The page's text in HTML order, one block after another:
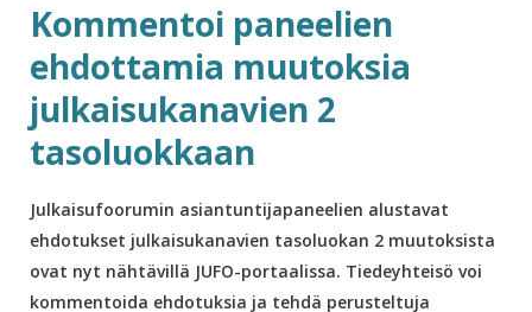
Kommentoi paneelien
ehdottamia muutoksia
julkaisukanavien 2
tasoluokkaan
Julkaisufoorumin asiantuntijapaneelien alustavat
ehdotukset julkaisukanavien tasoluokan 2 muutoksista
ovat nyt nähtävillä JUFO-portaalissa. Tiedeyhteisö voi
kommentoida ehdotuksia ja tehdä perusteltuja